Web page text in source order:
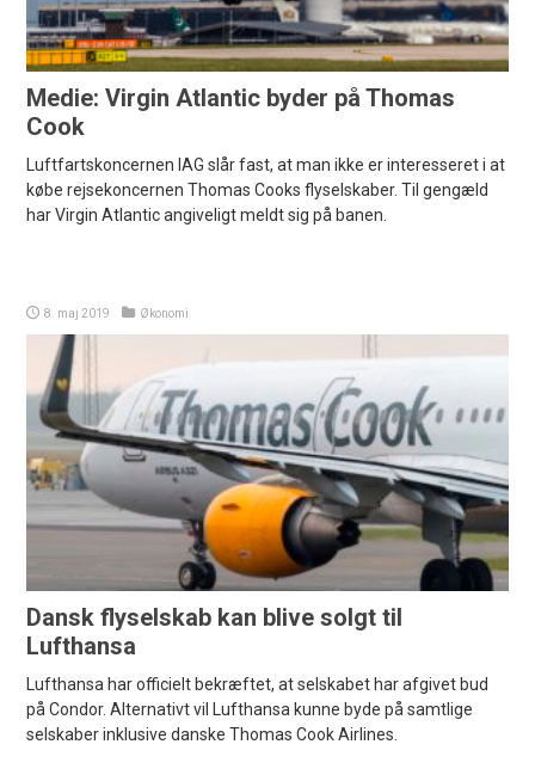
Medie: Virgin Atlantic byder på Thomas
Cook
Luftfartskoncernen IAG slår fast, at man ikke er interesseret i at
købe rejsekoncernen Thomas Cooks flyselskaber. Til gengæld
har Virgin Atlantic angiveligt meldt sig på banen.
8. maj 2019 Økonomi
Dansk flyselskab kan blive solgt til
Lufthansa
Lufthansa har officielt bekræftet, at selskabet har afgivet bud
på Condor. Alternativt vil Lufthansa kunne byde på samtlige
selskaber inklusive danske Thomas Cook Airlines.